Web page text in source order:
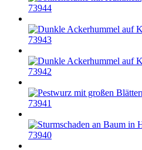
73944
73943
73942
73941
73940